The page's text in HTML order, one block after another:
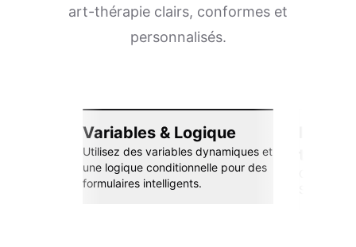
art-thérapie clairs, conformes et
personnalisés.
Variables & Logique
Utilisez des variables dynamiques et
une logique conditionnelle pour des
formulaires intelligents.